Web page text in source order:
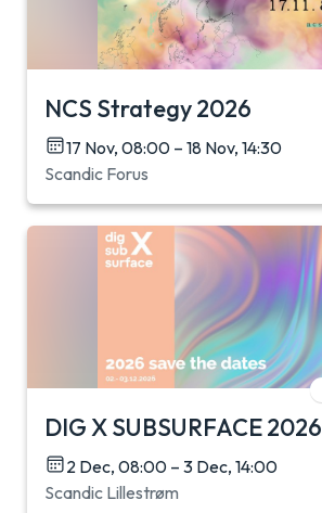
NCS Strategy 2026
17 Nov, 08:00 – 18 Nov, 14:30
Scandic Forus
DIG X SUBSURFACE 2026
2 Dec, 08:00 – 3 Dec, 14:00
Scandic Lillestrøm